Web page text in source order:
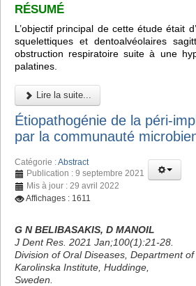
RÉSUMÉ
L’objectif principal de cette étude était
squelettiques et dentoalvéolaires
obstruction respiratoire suite à une
palatines.
Lire la suite...
Étiopathogénie de la péri-
par la communauté
Catégorie :Abstract
Publication : 9 septembre 2021
Mis à jour : 29 avril 2022
Affichages : 1611
G N BELIBASAKIS, D MANOIL
J Dent Res. 2021 Jan;100(1):21-28.
Division of Oral Diseases, Department of
Karolinska Institute, Huddinge,
Sweden.